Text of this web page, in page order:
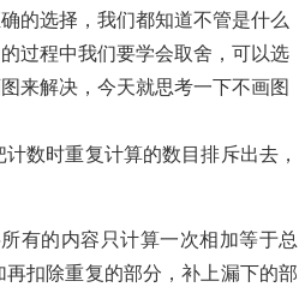
的选择，我们都知道不管是什么
过程中我们要学会取舍，可以选
来解决，今天就思考一下不画图
数时重复计算的数目排斥出去，
有的内容只计算一次相加等于总
扣除重复的部分，补上漏下的部